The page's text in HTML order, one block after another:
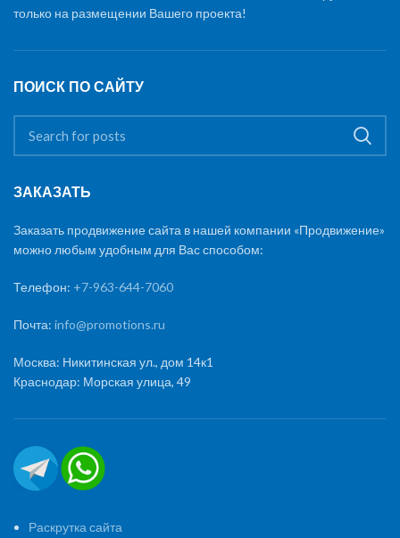
только на размещении Вашего проекта!
ПОИСК ПО САЙТУ
ЗАКАЗАТЬ
Заказать продвижение сайта в нашей компании «Продвижение»
можно любым удобным для Вас способом:
Телефон: +7-963-644-7060
Почта: info@promotions.ru
Москва: Никитинская ул., дом 14к1
Краснодар: Морская улица, 49
Раскрутка сайта